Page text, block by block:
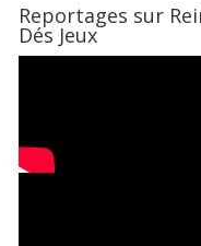
Reportages sur
Dés Jeux